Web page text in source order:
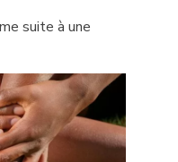
suite à une